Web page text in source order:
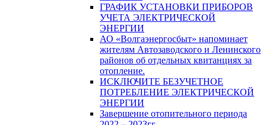
ГРАФИК УСТАНОВКИ ПРИБОРОВ
УЧЕТА ЭЛЕКТРИЧЕСКОЙ
ЭНЕРГИИ
АО «Волгаэнергосбыт» напоминает
жителям Автозаводского и Ленинского
районов об отдельных квитанциях за
отопление.
ИСКЛЮЧИТЕ БЕЗУЧЕТНОЕ
ПОТРЕБЛЕНИЕ ЭЛЕКТРИЧЕСКОЙ
ЭНЕРГИИ
Завершение отопительного периода